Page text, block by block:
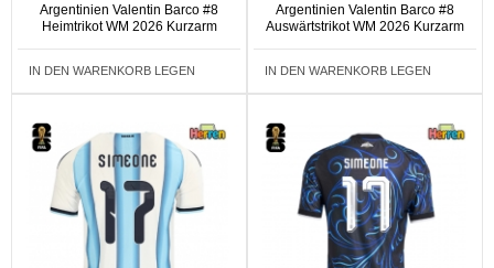
Argentinien Valentin Barco #8
Heimtrikot WM 2026 Kurzarm
IN DEN WARENKORB LEGEN
Argentinien Valentin Barco #8
Auswärtstrikot WM 2026 Kurzarm
IN DEN WARENKORB LEGEN